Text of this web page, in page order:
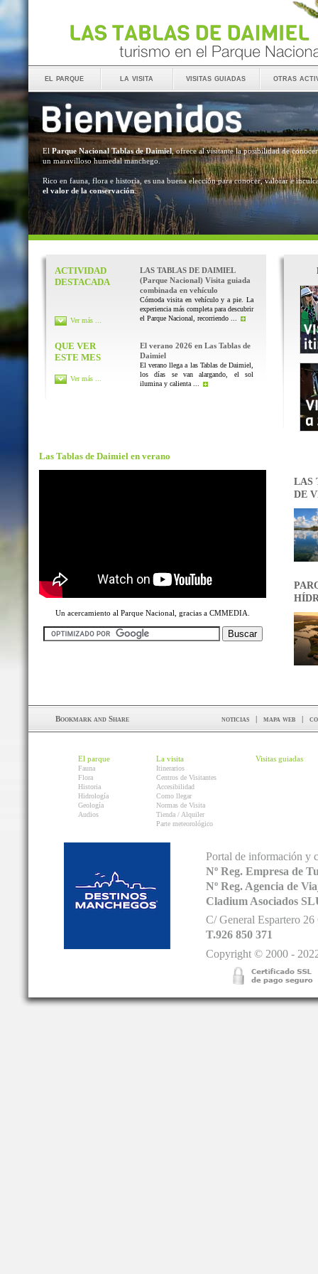
el parque la visita visitas guiadas otras
El Parque Nacional Tablas de Daimiel, ofrece al visitante la posibilidad de conocer
un maravilloso humedal manchego.
Rico en fauna, flora e historia, es una buena elección para conocer, valorar e
el valor de la conservación.
ACTIVIDAD
DESTACADA
LAS TABLAS DE DAIMIEL
(Parque Nacional) Visita guiada
combinada en vehículo
Cómoda visita en vehículo y a pie. La
experiencia más completa para descubrir
el Parque Nacional, recorriendo ...
Ver más ...
QUE VER
ESTE MES
El verano 2026 en Las Tablas de
Daimiel
El verano llega a las Tablas de Daimiel,
los días se van alargando, el sol
ilumina y calienta ...
Ver más ...
Las Tablas de Daimiel en verano
Un acercamiento al Parque Nacional, gracias a CMMEDIA.
LAS
DE
noticias | mapa web |
El parque
Fauna
Flora
Historia
Hidrología
Geología
Audios
La visita
Itinerarios
Centros de Visitantes
Accesibilidad
Como llegar
Normas de Visita
Tienda / Alquiler
Parte meteorológico
Visitas guiadas
Portal de información y
Nº Reg. Empresa de
Nº Reg. Agencia de
Cladium Asociados
C/ General Espartero
T.926 850 371
Copyright © 2000 -